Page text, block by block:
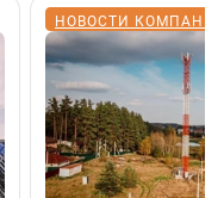
НОВОСТИ